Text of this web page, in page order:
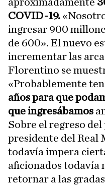
COVID-19.
ingresar 900
de 600». El nuevo
incrementar las
Florentino se
«Probablemente
años para que
que ingresábamos
Sobre el regreso del
presidente del Real
todavía impera
aficionados todavía
retornar a las